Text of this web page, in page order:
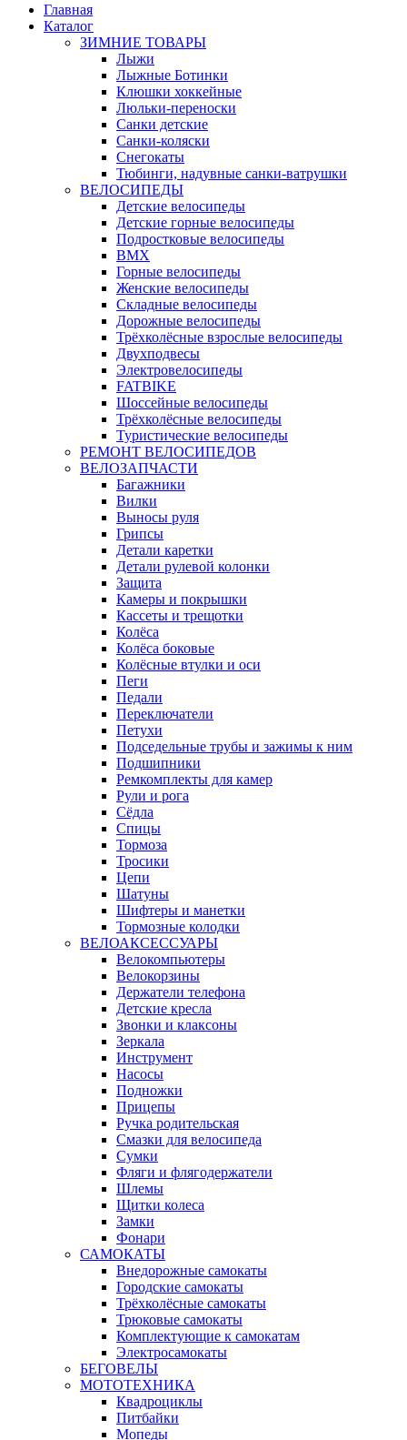
Главная
Каталог
ЗИМНИЕ ТОВАРЫ
Лыжи
Лыжные Ботинки
Клюшки хоккейные
Люльки-переноски
Санки детские
Санки-коляски
Снегокаты
Тюбинги, надувные санки-ватрушки
ВЕЛОСИПЕДЫ
Детские велосипеды
Детские горные велосипеды
Подростковые велосипеды
BMX
Горные велосипеды
Женские велосипеды
Складные велосипеды
Дорожные велосипеды
Трёхколёсные взрослые велосипеды
Двухподвесы
Электровелосипеды
FATBIKE
Шоссейные велосипеды
Трёхколёсные велосипеды
Туристические велосипеды
РЕМОНТ ВЕЛОСИПЕДОВ
ВЕЛОЗАПЧАСТИ
Багажники
Вилки
Выносы руля
Грипсы
Детали каретки
Детали рулевой колонки
Защита
Камеры и покрышки
Кассеты и трещотки
Колёса
Колёса боковые
Колёсные втулки и оси
Пеги
Педали
Переключатели
Петухи
Подседельные трубы и зажимы к ним
Подшипники
Ремкомплекты для камер
Рули и рога
Сёдла
Спицы
Тормоза
Тросики
Цепи
Шатуны
Шифтеры и манетки
Тормозные колодки
ВЕЛОАКСЕССУАРЫ
Велокомпьютеры
Велокорзины
Держатели телефона
Детские кресла
Звонки и клаксоны
Зеркала
Инструмент
Насосы
Подножки
Прицепы
Ручка родительская
Смазки для велосипеда
Сумки
Фляги и флягодержатели
Шлемы
Щитки колеса
Замки
Фонари
САМОКАТЫ
Внедорожные самокаты
Городские самокаты
Трёхколёсные самокаты
Трюковые самокаты
Комплектующие к самокатам
Электросамокаты
БЕГОВЕЛЫ
МОТОТЕХНИКА
Квадроциклы
Питбайки
Мопеды